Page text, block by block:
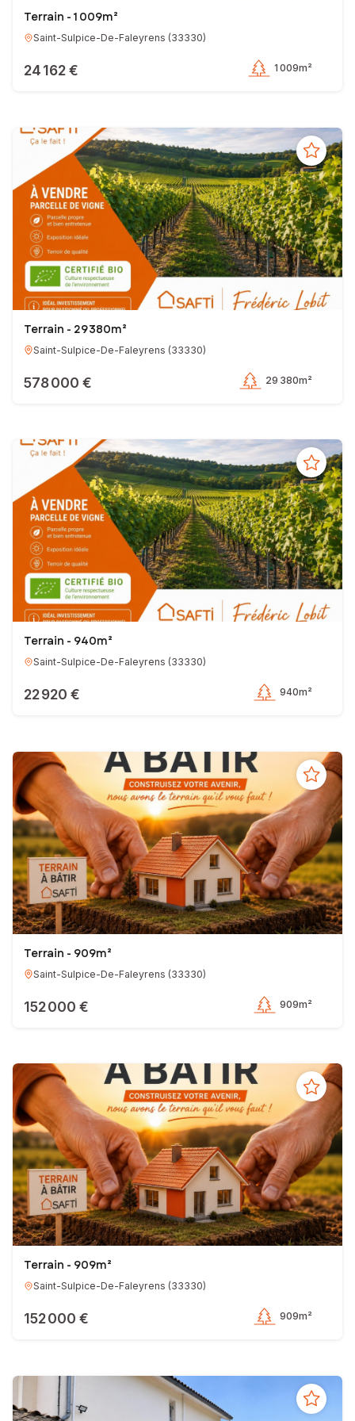
Terrain - 1 009m²
Saint-Sulpice-De-Faleyrens (33330)
24 162 € 1 009m²
Terrain - 29 380m²
Saint-Sulpice-De-Faleyrens (33330)
578 000 € 29 380m²
Terrain - 940m²
Saint-Sulpice-De-Faleyrens (33330)
22 920 € 940m²
Terrain - 909m²
Saint-Sulpice-De-Faleyrens (33330)
152 000 € 909m²
Terrain - 909m²
Saint-Sulpice-De-Faleyrens (33330)
152 000 € 909m²